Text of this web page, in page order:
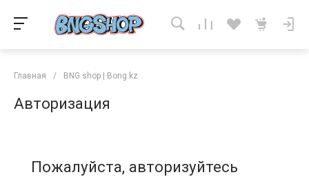
Главная / BNG shop | Bong.kz
Авторизация
Пожалуйста, авторизуйтесь